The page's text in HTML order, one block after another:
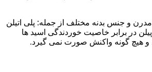
و جنس بدنه مختلف از جمله: پلی اتیلن
در برابر خاصیت خوردندگی اسید ها
و هیچ گونه واکنش صورت نمی گیرد.